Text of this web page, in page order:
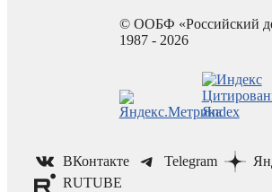
© ООБФ «Российский
1987 - 2026
ВКонтакте Telegram
RUTUBE